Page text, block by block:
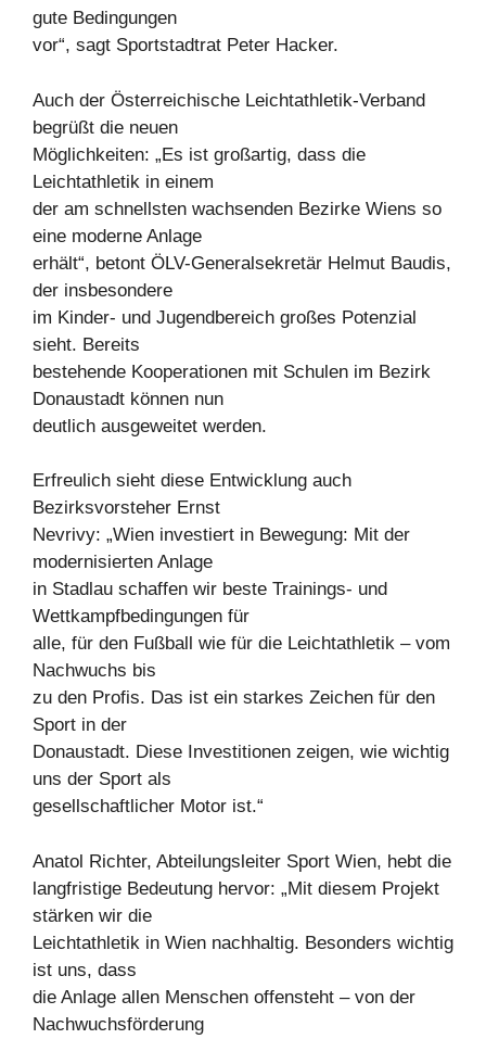
gute Bedingungen
vor“, sagt Sportstadtrat Peter Hacker.
Auch der Österreichische Leichtathletik-Verband
begrüßt die neuen
Möglichkeiten: „Es ist großartig, dass die
Leichtathletik in einem
der am schnellsten wachsenden Bezirke Wiens so
eine moderne Anlage
erhält“, betont ÖLV-Generalsekretär Helmut Baudis,
der insbesondere
im Kinder- und Jugendbereich großes Potenzial
sieht. Bereits
bestehende Kooperationen mit Schulen im Bezirk
Donaustadt können nun
deutlich ausgeweitet werden.
Erfreulich sieht diese Entwicklung auch
Bezirksvorsteher Ernst
Nevrivy: „Wien investiert in Bewegung: Mit der
modernisierten Anlage
in Stadlau schaffen wir beste Trainings- und
Wettkampfbedingungen für
alle, für den Fußball wie für die Leichtathletik – vom
Nachwuchs bis
zu den Profis. Das ist ein starkes Zeichen für den
Sport in der
Donaustadt. Diese Investitionen zeigen, wie wichtig
uns der Sport als
gesellschaftlicher Motor ist.“
Anatol Richter, Abteilungsleiter Sport Wien, hebt die
langfristige Bedeutung hervor: „Mit diesem Projekt
stärken wir die
Leichtathletik in Wien nachhaltig. Besonders wichtig
ist uns, dass
die Anlage allen Menschen offensteht – von der
Nachwuchsförderung